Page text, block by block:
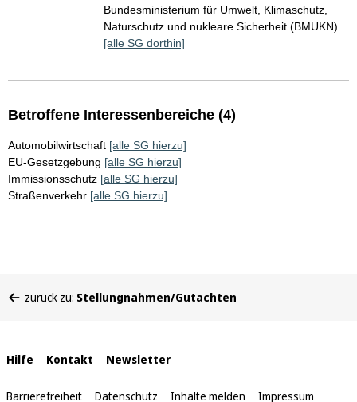
Bundesministerium für Umwelt, Klimaschutz,
Naturschutz und nukleare Sicherheit (BMUKN)
[alle SG dorthin]
Betroffene Interessenbereiche (4)
Automobilwirtschaft [alle SG hierzu]
EU-Gesetzgebung [alle SG hierzu]
Immissionsschutz [alle SG hierzu]
Straßenverkehr [alle SG hierzu]
befinden
zurück zu: Stellungnahmen/Gutachten
Interne
Links
Hilfe Kontakt Newsletter
Barrierefreiheit Datenschutz Inhalte melden Impressum